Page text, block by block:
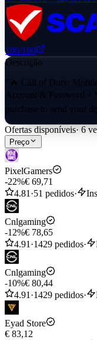
100/100
Descrição
"🔥 Call of Duty:
Account & Password
purchase to send your
Ofertas disponíveis· 6
Preço
PixelGamers
-22%€ 69,71
4.81·51 pedidos·
Cnlgaming
-12%€ 78,65
4.91·1429 pedidos·
Cnlgaming
-10%€ 80,44
4.91·1429 pedidos·
Eyad Store
€ 83,12